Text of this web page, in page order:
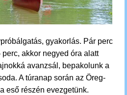
gyakorlás. Pár perc
akkor negyed óra alatt
avanzsál, bepakolunk a
A túranap során az Öreg-
eső részén evezgetünk.